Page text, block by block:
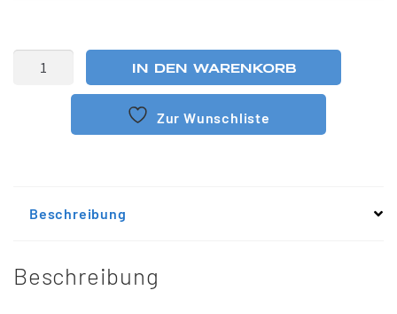
IN DEN WARENKORB
Zur Wunschliste
Beschreibung
Beschreibung